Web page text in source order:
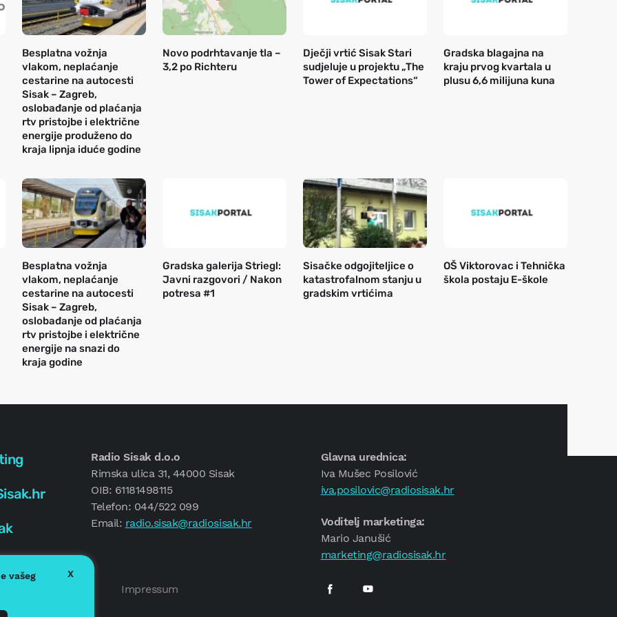
Besplatna vožnja
vlakom, neplaćanje
cestarine na autocesti
Sisak – Zagreb,
oslobađanje od plaćanja
rtv pristojbe i električne
energije produženo do
kraja lipnja iduće godine
Novo podrhtavanje tla –
3,2 po Richteru
Dječji vrtić Sisak Stari
sudjeluje u projektu „The
Tower of Expectations“
Gradska blagajna na
kraju prvog kvartala u
plusu 6,6 milijuna kuna
Besplatna vožnja
vlakom, neplaćanje
cestarine na autocesti
Sisak – Zagreb,
oslobađanje od plaćanja
rtv pristojbe i električne
energije na snazi do
kraja godine
Gradska galerija Striegl:
Javni razgovori / Nakon
potresa #1
Sisačke odgojiteljice o
katastrofalnom stanju u
gradskim vrtićima
OŠ Viktorovac i Tehnička
škola postaju E-škole
Radio Sisak d.o.o
Rimska ulica 31, 44000 Sisak
OIB: 61181498115
Telefon: 044/522 099
Email: radio.sisak@radiosisak.hr
Glavna urednica:
Iva Mušec Posilović
iva.posilovic@radiosisak.hr
Voditelj marketinga:
Mario Janušić
marketing@radiosisak.hr
Impressum
vašeg X